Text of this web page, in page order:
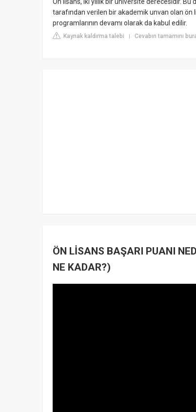
tarafından verilen bir akademik unvan olan
programlarının devamı olarak da kabul edilir.
Kaynak kaldırma talebi | Cevabın tamamını
ÖN LİSANS BAŞARI PUANI
NE KADAR?)